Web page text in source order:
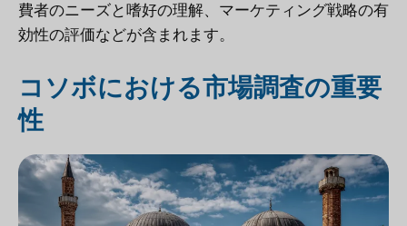
費者のニーズと嗜好の理解、マーケティング戦略の有
効性の評価などが含まれます。
コソボにおける市場調査の重要
性